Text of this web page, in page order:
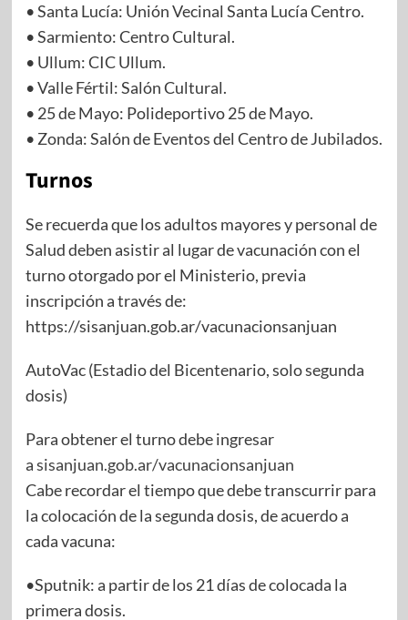
• Santa Lucía: Unión Vecinal Santa Lucía Centro.
• Sarmiento: Centro Cultural.
• Ullum: CIC Ullum.
• Valle Fértil: Salón Cultural.
• 25 de Mayo: Polideportivo 25 de Mayo.
• Zonda: Salón de Eventos del Centro de Jubilados.
Turnos
Se recuerda que los adultos mayores y personal de
Salud deben asistir al lugar de vacunación con el
turno otorgado por el Ministerio, previa
inscripción a través de:
https://sisanjuan.gob.ar/vacunacionsanjuan
AutoVac (Estadio del Bicentenario, solo segunda
dosis)
Para obtener el turno debe ingresar
asisanjuan.gob.ar/vacunacionsanjuan
Cabe recordar el tiempo que debe transcurrir para
la colocación de la segunda dosis, de acuerdo a
cada vacuna:
•Sputnik: a partir de los 21 días de colocada la
primera dosis.